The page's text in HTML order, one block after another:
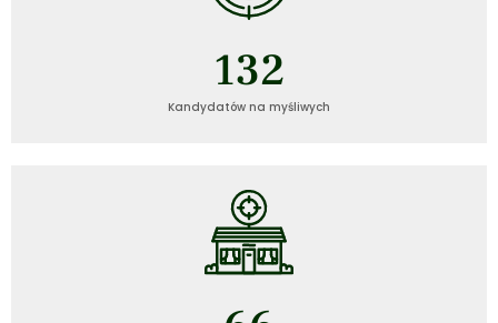
Kandydatów na myśliwych
132